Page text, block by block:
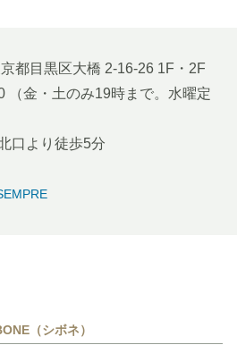
都目黒区大橋 2-16-26 1F・2F
（金・土のみ19時まで。水曜定
口より徒歩5分
（シボネ）